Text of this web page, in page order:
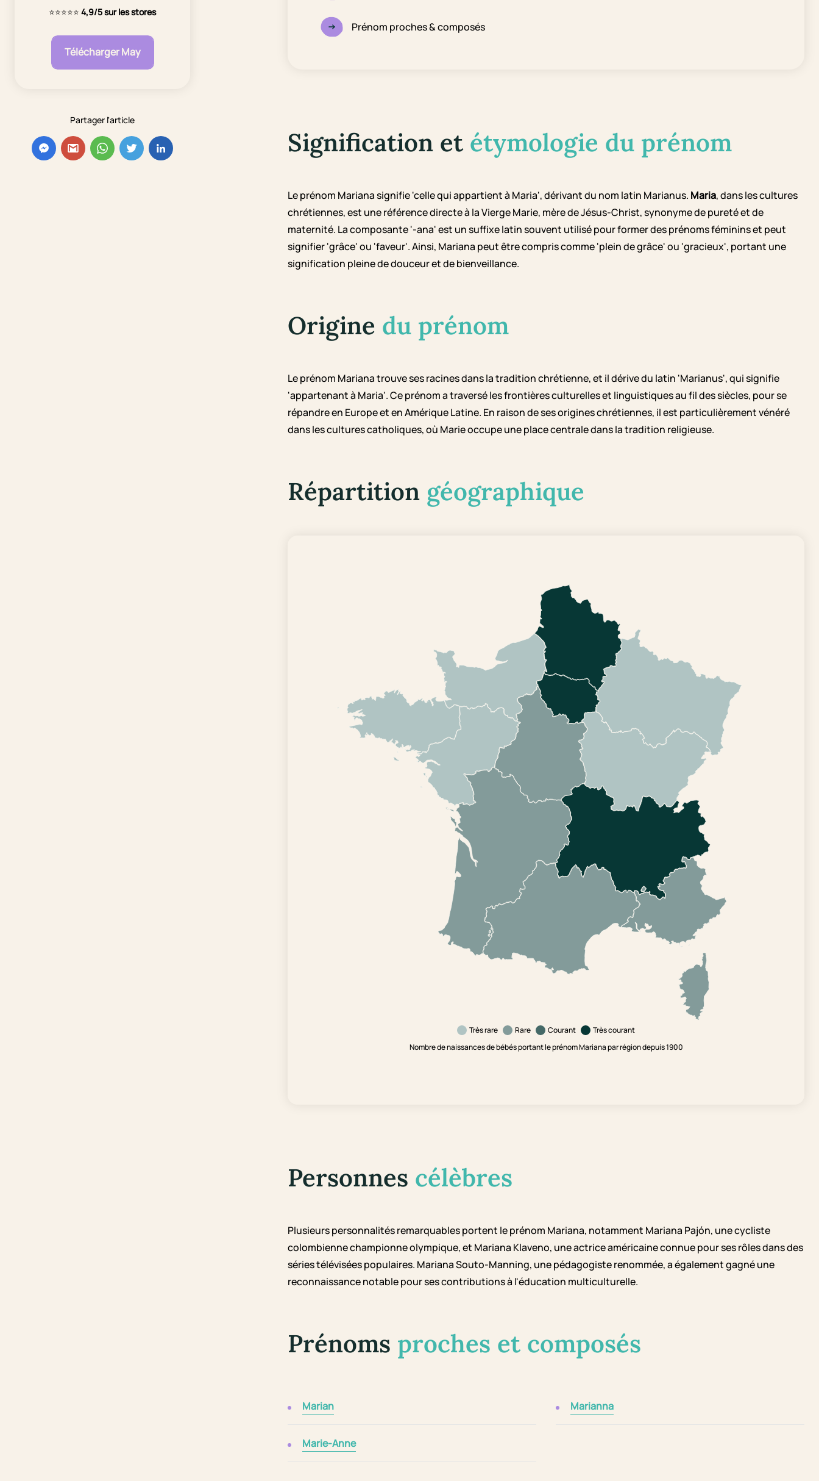
⭐⭐⭐⭐⭐ 4,9/5 sur les stores
Télécharger May
Partager l'article
Prénom proches & composés
Signification et étymologie du prénom
Le prénom Mariana signifie 'celle qui appartient à Maria', dérivant du nom latin Marianus. Maria, dans les cultures
chrétiennes, est une référence directe à la Vierge Marie, mère de Jésus-Christ, synonyme de pureté et de
maternité. La composante '-ana' est un suffixe latin souvent utilisé pour former des prénoms féminins et peut
signifier 'grâce' ou 'faveur'. Ainsi, Mariana peut être compris comme 'plein de grâce' ou 'gracieux', portant une
signification pleine de douceur et de bienveillance.
Origine du prénom
Le prénom Mariana trouve ses racines dans la tradition chrétienne, et il dérive du latin 'Marianus', qui signifie
'appartenant à Maria'. Ce prénom a traversé les frontières culturelles et linguistiques au fil des siècles, pour se
répandre en Europe et en Amérique Latine. En raison de ses origines chrétiennes, il est particulièrement vénéré
dans les cultures catholiques, où Marie occupe une place centrale dans la tradition religieuse.
Répartition géographique
Très rare Rare Courant
Très courant
Nombre de naissances de bébés portant le prénom Mariana par région depuis 1900
Personnes célèbres
Plusieurs personnalités remarquables portent le prénom Mariana, notamment Mariana Pajón, une cycliste
colombienne championne olympique, et Mariana Klaveno, une actrice américaine connue pour ses rôles dans des
séries télévisées populaires. Mariana Souto-Manning, une pédagogiste renommée, a également gagné une
reconnaissance notable pour ses contributions à l'éducation multiculturelle.
Prénoms proches et composés
Marian Marianna
Marie-Anne